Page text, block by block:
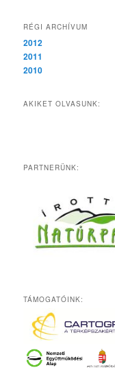
RÉGI ARCHÍVUM
2012
2011
2010
AKIKET OLVASUNK:
PARTNERÜNK:
TÁMOGATÓINK: